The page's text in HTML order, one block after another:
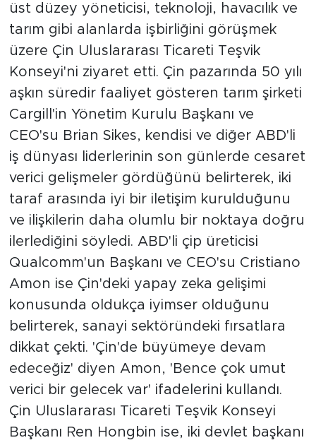
üst düzey yöneticisi, teknoloji, havacılık ve
tarım gibi alanlarda işbirliğini görüşmek
üzere Çin Uluslararası Ticareti Teşvik
Konseyi'ni ziyaret etti. Çin pazarında 50 yılı
aşkın süredir faaliyet gösteren tarım şirketi
Cargill'in Yönetim Kurulu Başkanı ve
CEO'su Brian Sikes, kendisi ve diğer ABD'li
iş dünyası liderlerinin son günlerde cesaret
verici gelişmeler gördüğünü belirterek, iki
taraf arasında iyi bir iletişim kurulduğunu
ve ilişkilerin daha olumlu bir noktaya doğru
ilerlediğini söyledi. ABD'li çip üreticisi
Qualcomm'un Başkanı ve CEO'su Cristiano
Amon ise Çin'deki yapay zeka gelişimi
konusunda oldukça iyimser olduğunu
belirterek, sanayi sektöründeki fırsatlara
dikkat çekti. 'Çin'de büyümeye devam
edeceğiz' diyen Amon, 'Bence çok umut
verici bir gelecek var' ifadelerini kullandı.
Çin Uluslararası Ticareti Teşvik Konseyi
Başkanı Ren Hongbin ise, iki devlet başkanı